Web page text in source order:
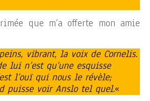
que m’a offerte mon amie
vibrant, la voix de Cornelis.
lui n’est qu’une esquisse
l’ouï qui nous le révèle;
puisse voir Anslo tel quel.«